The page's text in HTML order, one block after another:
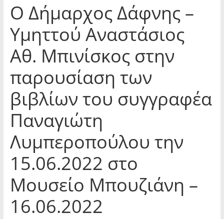
Ο Δήμαρχος Δάφνης –
Υμηττού Αναστάσιος
Αθ. Μπινίσκος στην
παρουσίαση των
βιβλίων του συγγραφέα
Παναγιώτη
Λυμπεροπούλου την
15.06.2022 στο
Μουσείο Μπουζιάνη –
16.06.2022